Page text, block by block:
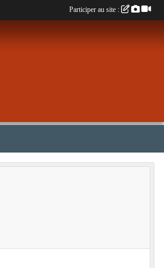
Participer au site :